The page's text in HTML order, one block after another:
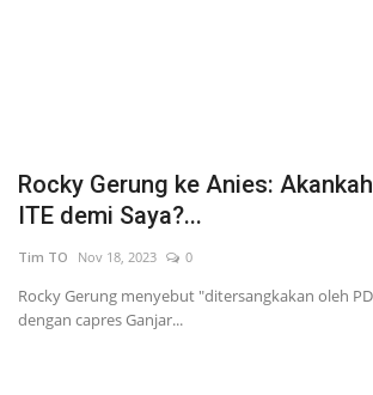
Rocky Gerung ke Anies:
ITE demi Saya?...
Tim TO Nov 18, 2023 0
Rocky Gerung menyebut "ditersangkakan oleh
dengan capres Ganjar...